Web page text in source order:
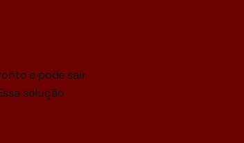
e pode sair
solução